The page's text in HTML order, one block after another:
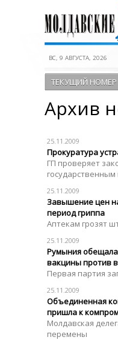
ВС, 9 АВГУСТА, 2026
ТЕКУЩИЙ НОМЕР
Архив
25.11.2009
Прокуратура
ГП проверяет
25.11.2009
Завышение цен
период гриппа
Аптекам грозят
25.11.2009
Румыния
вакцины против
Первая партия
25.11.2009
Объединенная
пришла к
Молдавская
перемены